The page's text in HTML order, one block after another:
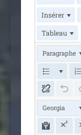
Insérer
Tableau
Paragraphe
Georgia